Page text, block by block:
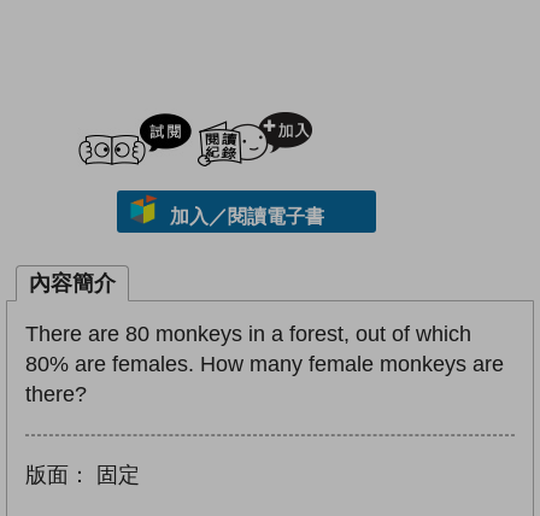
試閲
加入／閱讀電子書
內容簡介
There are 80 monkeys in a forest, out of which
80% are females. How many female monkeys are
there?
版面： 固定